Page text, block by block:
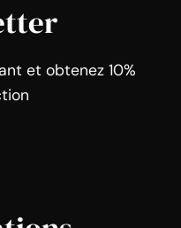
et obtenez 10%